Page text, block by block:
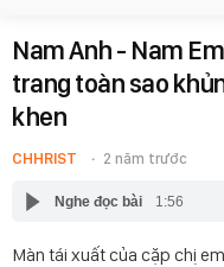
Nam Anh - Nam
trang toàn sao
khen
CHHRIST 2 năm trước
Nghe đọc bài 1:56
Màn tái xuất của cặp chị